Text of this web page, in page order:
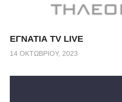
ΕΓΝΑΤΙΑ TV LIVE
14 ΟΚΤΩΒΡΊΟΥ, 2023